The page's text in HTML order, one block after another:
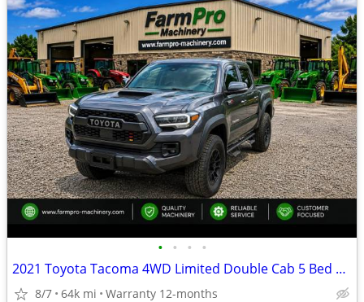
• • • •
2021 Toyota Tacoma 4WD Limited Double Cab 5 Bed V6 AT (Natl)
8/7 64k mi Warranty 12-months